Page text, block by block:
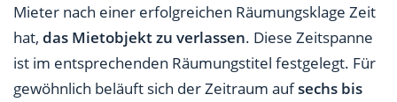
Mieter nach einer erfolgreichen Räumungsklage Zeit
hat, das Mietobjekt zu verlassen. Diese Zeitspanne
ist im entsprechenden Räumungstitel festgelegt. Für
gewöhnlich beläuft sich der Zeitraum aufsechs bis